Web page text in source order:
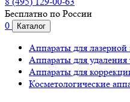
Бесплатно по России
0
Каталог
Аппараты для
Аппараты для удаления
Аппараты для
Косметологические